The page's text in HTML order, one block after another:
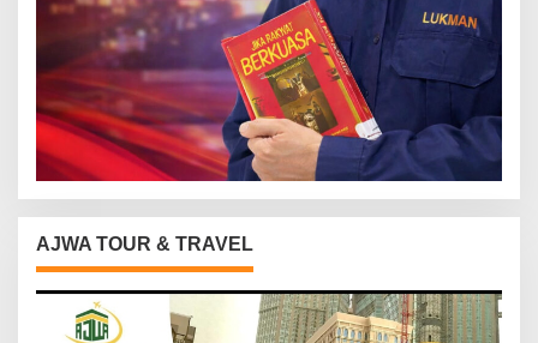
AJWA TOUR & TRAVEL